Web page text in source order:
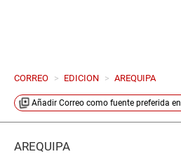
CORREO > EDICION > AREQUIPA
Añadir Correo como fuente preferida en
AREQUIPA